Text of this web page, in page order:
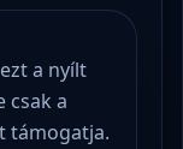
a nyílt
csak a
támogatja.